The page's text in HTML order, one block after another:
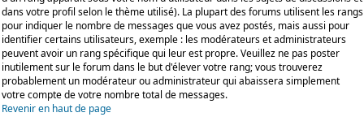
dans votre profil selon le thème utilisé). La plupart des forums utilisent les rangs
pour indiquer le nombre de messages que vous avez postés, mais aussi pour
identifier certains utilisateurs, exemple : les modérateurs et administrateurs
peuvent avoir un rang spécifique qui leur est propre. Veuillez ne pas poster
inutilement sur le forum dans le but d'élever votre rang; vous trouverez
probablement un modérateur ou administrateur qui abaissera simplement
votre compte de votre nombre total de messages.
Revenir en haut de page